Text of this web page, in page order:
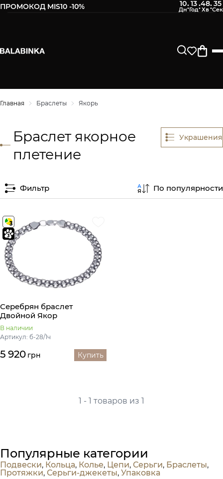
ПРОМОКОД MIS10 -10% 10:13:48:34
Главная Браслеты Якорь
Браслет якорное
плетение
Украшения
Фильтр По популярности
Серебрян браслет
Двойной Якор
В наличии
Артикул: б-28/1ч
5 920 грн Купить
1 - 1 товаров из 1
Популярные категории
Подвески, Кольца, Колье, Цепи, Серьги, Браслеты,
Протяжки, Серьги-джекеты, Упаковка